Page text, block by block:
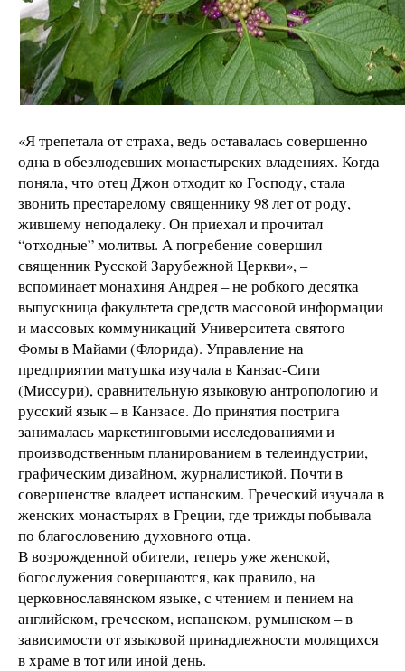
«Я трепетала от страха, ведь оставалась совершенно
одна в обезлюдевших монастырских владениях. Когда
поняла, что отец Джон отходит ко Господу, стала
звонить престарелому священнику 98 лет от роду,
жившему неподалеку. Он приехал и прочитал
“отходные” молитвы. А погребение совершил
священник Русской Зарубежной Церкви», –
вспоминает монахиня Андрея – не робкого десятка
выпускница факультета средств массовой информации
и массовых коммуникаций Университета святого
Фомы в Майами (Флорида). Управление на
предприятии матушка изучала в Канзас-Сити
(Миссури), сравнительную языковую антропологию и
русский язык – в Канзасе. До принятия пострига
занималась маркетинговыми исследованиями и
производственным планированием в телеиндустрии,
графическим дизайном, журналистикой. Почти в
совершенстве владеет испанским. Греческий изучала в
женских монастырях в Греции, где трижды побывала
по благословению духовного отца.
В возрожденной обители, теперь уже женской,
богослужения совершаются, как правило, на
церковнославянском языке, с чтением и пением на
английском, греческом, испанском, румынском – в
зависимости от языковой принадлежности молящихся
в храме в тот или иной день.